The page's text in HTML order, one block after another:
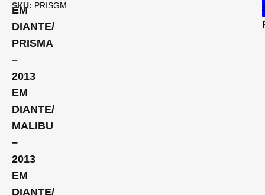
EM
DIANTE/
PRISMA
–
2013
EM
DIANTE/
MALIBU
–
2013
EM
DIANTE/
SKU: PRISGM